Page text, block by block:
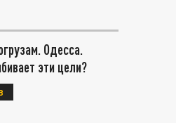
Одесса.
эти цели?